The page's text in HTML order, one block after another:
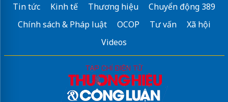
Tin tức Kinh tế Thương hiệu
Chuyển động 389
Chính sách & Pháp luật
OCOP Tư vấn
Xã hội
Videos